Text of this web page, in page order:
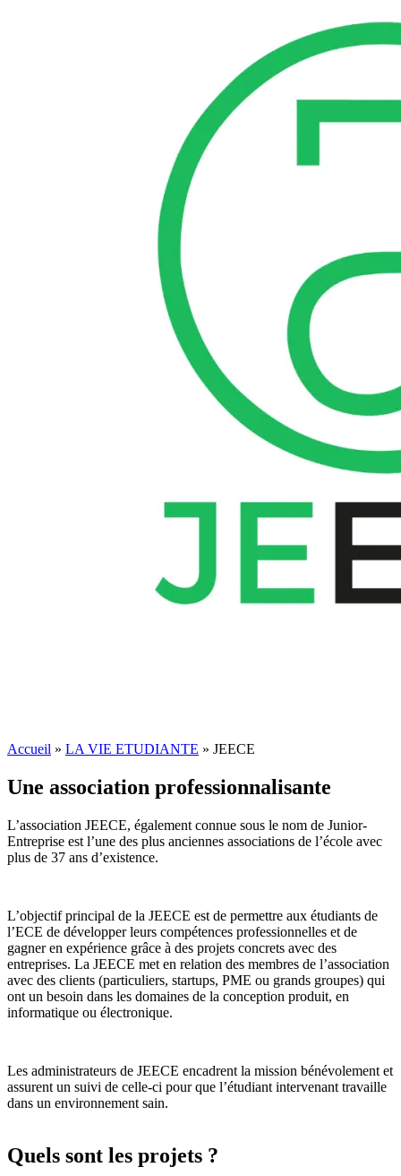
Accueil » LA VIE ETUDIANTE » JEECE
Une association professionnalisante
L’association JEECE, également connue sous le nom de Junior-
Entreprise est l’une des plus anciennes associations de l’école avec
plus de 37 ans d’existence.
L’objectif principal de la JEECE est de permettre aux étudiants de
l’ECE de développer leurs compétences professionnelles et de
gagner en expérience grâce à des projets concrets avec des
entreprises. La JEECE met en relation des membres de l’association
avec des clients (particuliers, startups, PME ou grands groupes) qui
ont un besoin dans les domaines de la conception produit, en
informatique ou électronique.
Les administrateurs de JEECE encadrent la mission bénévolement et
assurent un suivi de celle-ci pour que l’étudiant intervenant travaille
dans un environnement sain.
Quels sont les projets ?